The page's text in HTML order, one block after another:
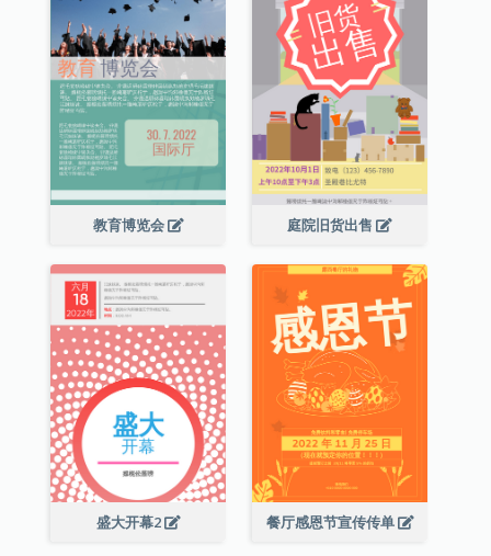
教育博览会 庭院旧货出售
盛大开幕2 餐厅感恩节宣传传单